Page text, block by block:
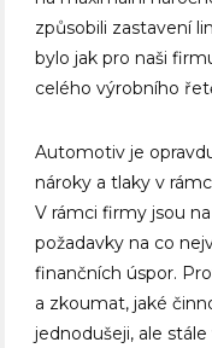
způsobili zastavení
bylo jak pro naši
celého výrobního
Automotiv je
nároky a tlaky v
V rámci firmy jsou
požadavky na co
finančních úspor.
a zkoumat, jaké
jednodušeji, ale